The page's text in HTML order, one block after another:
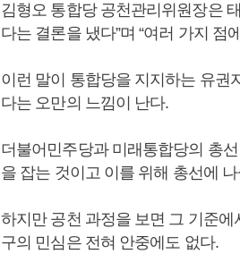
김형오 통합당 공천관리위원장은
다는 결론을 냈다”며 “여러 가지 점
이런 말이 통합당을 지지하는 유권
다는 오만의 느낌이 난다.
더불어민주당과 미래통합당의 총
을 잡는 것이고 이를 위해 총선에
하지만 공천 과정을 보면 그 기준
구의 민심은 전혀 안중에도 없다.